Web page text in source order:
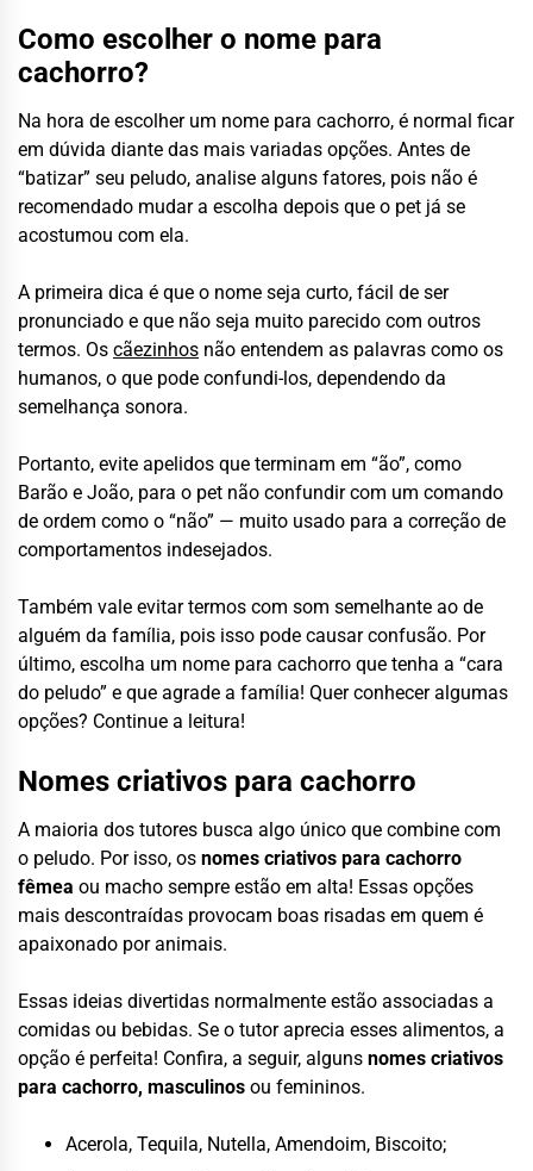
Como escolher o nome para
cachorro?
Na hora de escolher um nome para cachorro, é normal ficar
em dúvida diante das mais variadas opções. Antes de
“batizar” seu peludo, analise alguns fatores, pois não é
recomendado mudar a escolha depois que o pet já se
acostumou com ela.
A primeira dica é que o nome seja curto, fácil de ser
pronunciado e que não seja muito parecido com outros
termos. Os cãezinhos não entendem as palavras como os
humanos, o que pode confundi-los, dependendo da
semelhança sonora.
Portanto, evite apelidos que terminam em “ão”, como
Barão e João, para o pet não confundir com um comando
de ordem como o “não” — muito usado para a correção de
comportamentos indesejados.
Também vale evitar termos com som semelhante ao de
alguém da família, pois isso pode causar confusão. Por
último, escolha um nome para cachorro que tenha a “cara
do peludo” e que agrade a família! Quer conhecer algumas
opções? Continue a leitura!
Nomes criativos para cachorro
A maioria dos tutores busca algo único que combine com
o peludo. Por isso, os nomes criativos para cachorro
fêmea ou macho sempre estão em alta! Essas opções
mais descontraídas provocam boas risadas em quem é
apaixonado por animais.
Essas ideias divertidas normalmente estão associadas a
comidas ou bebidas. Se o tutor aprecia esses alimentos, a
opção é perfeita! Confira, a seguir, alguns nomes criativos
para cachorro, masculinos ou femininos.
Acerola, Tequila, Nutella, Amendoim, Biscoito;